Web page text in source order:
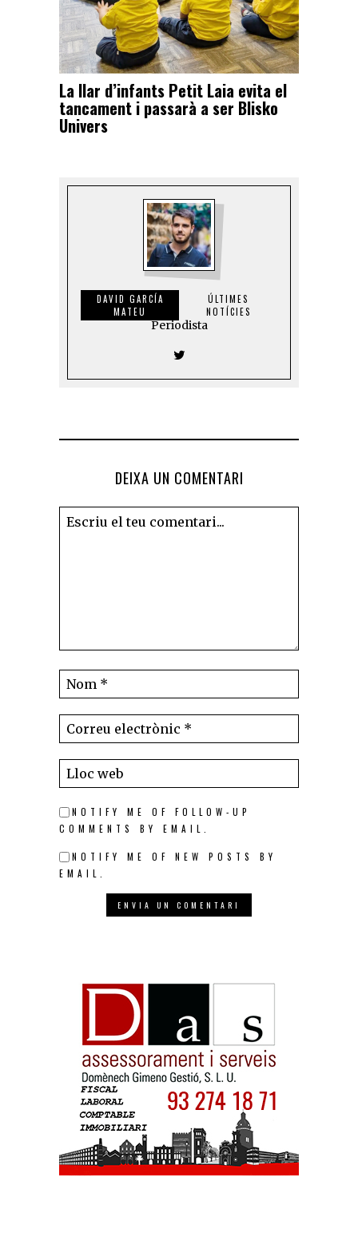
La llar d’infants Petit Laia evita el
tancament i passarà a ser Blisko
Univers
DAVID GARCÍA
MATEU
ÚLTIMES
NOTÍCIES
Periodista
DEIXA UN COMENTARI
NOTIFY ME OF FOLLOW-UP
COMMENTS BY EMAIL.
NOTIFY ME OF NEW POSTS BY
EMAIL.